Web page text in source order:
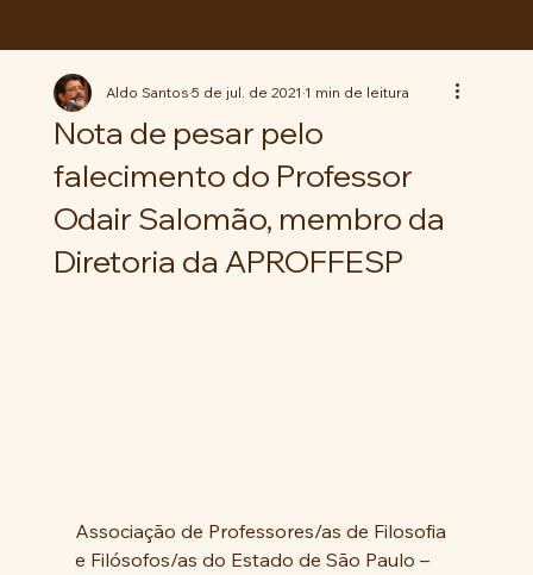
Nota de pesar pelo
falecimento do Professor
Odair Salomão, membro da
Diretoria da APROFFESP
Aldo Santos5 de jul. de 2021 1 min de leitura
Associação de Professores/as de Filosofia
e Filósofos/as do Estado de São Paulo –